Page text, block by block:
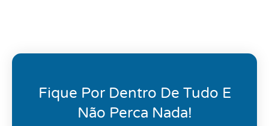
Fique Por Dentro De Tudo E
Não Perca Nada!